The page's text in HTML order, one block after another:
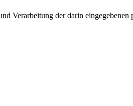
Verarbeitung der darin